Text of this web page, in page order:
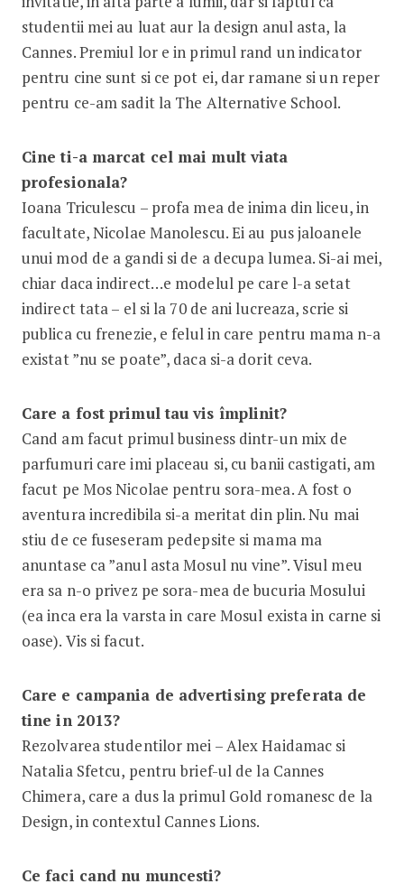
studentii mei au luat aur la design anul asta, la
Cannes. Premiul lor e in primul rand un indicator
pentru cine sunt si ce pot ei, dar ramane si un reper
pentru ce-am sadit la The Alternative School.
Cine ti-a marcat cel mai mult viata
profesionala?
Ioana Triculescu – profa mea de inima din liceu, in
facultate, Nicolae Manolescu. Ei au pus jaloanele
unui mod de a gandi si de a decupa lumea. Si-ai mei,
chiar daca indirect…e modelul pe care l-a setat
indirect tata – el si la 70 de ani lucreaza, scrie si
publica cu frenezie, e felul in care pentru mama n-a
existat ”nu se poate”, daca si-a dorit ceva.
Care a fost primul tau vis împlinit?
Cand am facut primul business dintr-un mix de
parfumuri care imi placeau si, cu banii castigati, am
facut pe Mos Nicolae pentru sora-mea. A fost o
aventura incredibila si-a meritat din plin. Nu mai
stiu de ce fuseseram pedepsite si mama ma
anuntase ca ”anul asta Mosul nu vine”. Visul meu
era sa n-o privez pe sora-mea de bucuria Mosului
(ea inca era la varsta in care Mosul exista in carne si
oase). Vis si facut.
Care e campania de advertising preferata de
tine in 2013?
Rezolvarea studentilor mei – Alex Haidamac si
Natalia Sfetcu, pentru brief-ul de la Cannes
Chimera, care a dus la primul Gold romanesc de la
Design, in contextul Cannes Lions.
Ce faci cand nu muncesti?